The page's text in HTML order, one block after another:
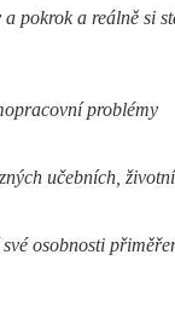
pokrok a reálně si
problémy
učebních,
osobnosti